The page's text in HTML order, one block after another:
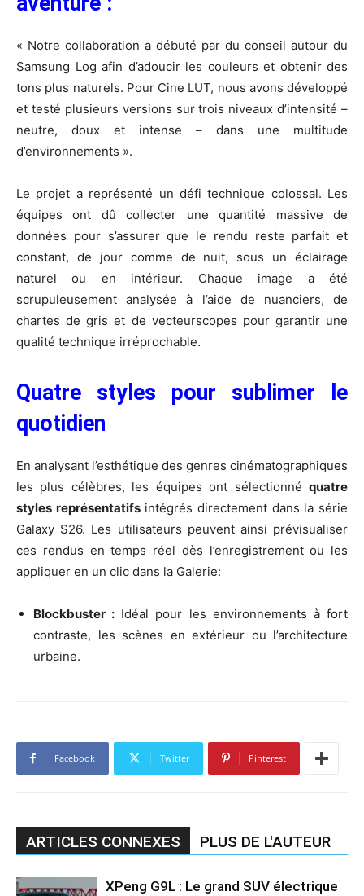
« Notre collaboration a débuté par du conseil autour du
Samsung Log afin d’adoucir les couleurs et obtenir des
tons plus naturels. Pour Cine LUT, nous avons développé
et testé plusieurs versions sur trois niveaux d’intensité –
neutre, doux et intense – dans une multitude
d’environnements ».
Le projet a représenté un défi technique colossal. Les
équipes ont dû collecter une quantité massive de
données pour s’assurer que le rendu reste parfait et
constant, de jour comme de nuit, sous un éclairage
naturel ou en intérieur. Chaque image a été
scrupuleusement analysée à l’aide de nuanciers, de
chartes de gris et de vecteurscopes pour garantir une
qualité technique irréprochable.
Quatre styles pour sublimer le
quotidien
En analysant l’esthétique des genres cinématographiques
les plus célèbres, les équipes ont sélectionné quatre
styles représentatifsintégrés directement dans la série
Galaxy S26. Les utilisateurs peuvent ainsi prévisualiser
ces rendus en temps réel dès l’enregistrement ou les
appliquer en un clic dans la Galerie:
Blockbuster : Idéal pour les environnements à fort
contraste, les scènes en extérieur ou l’architecture
urbaine.
Facebook Twitter Pinterest
ARTICLES CONNEXES PLUS DE L'AUTEUR
XPeng G9L : Le grand SUV électrique